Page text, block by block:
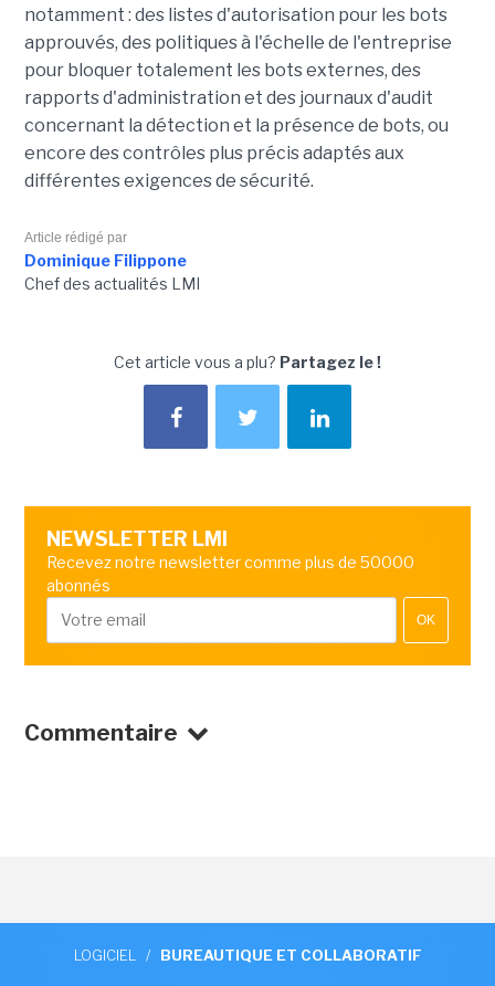
notamment : des listes d'autorisation pour les bots
approuvés, des politiques à l'échelle de l'entreprise
pour bloquer totalement les bots externes, des
rapports d'administration et des journaux d'audit
concernant la détection et la présence de bots, ou
encore des contrôles plus précis adaptés aux
différentes exigences de sécurité.
Article rédigé par
Dominique Filippone
Chef des actualités LMI
Cet article vous a plu? Partagez le !
NEWSLETTER LMI
Recevez notre newsletter comme plus de 50000
abonnés
OK
Commentaire
LOGICIEL / BUREAUTIQUE ET COLLABORATIF